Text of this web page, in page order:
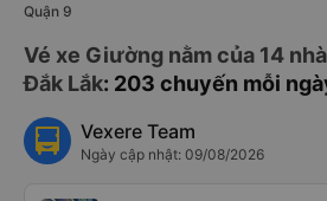
Quận 9
Vé xe Giường nằm của 14
Đắk Lắk: 203 chuyến mỗi
Vexere Team
Ngày cập nhật: 09/08/2026